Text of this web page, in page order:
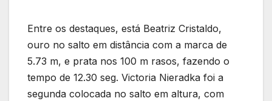
Entre os destaques, está Beatriz Cristaldo,
ouro no salto em distância com a marca de
5.73 m, e prata nos 100 m rasos, fazendo o
tempo de 12.30 seg. Victoria Nieradka foi a
segunda colocada no salto em altura, com